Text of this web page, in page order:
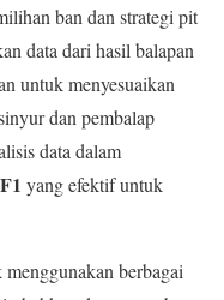
ban dan strategi pit
data dari hasil balapan
untuk menyesuaikan
dan pembalap
data dalam
yang efektif untuk
berbagai